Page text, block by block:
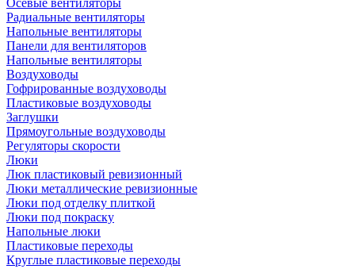
Осевые вентиляторы
Радиальные вентиляторы
Напольные вентиляторы
Панели для вентиляторов
Напольные вентиляторы
Воздуховоды
Гофрированные воздуховоды
Пластиковые воздуховоды
Заглушки
Прямоугольные воздуховоды
Регуляторы скорости
Люки
Люк пластиковый ревизионный
Люки металлические ревизионные
Люки под отделку плиткой
Люки под покраску
Напольные люки
Пластиковые переходы
Круглые пластиковые переходы